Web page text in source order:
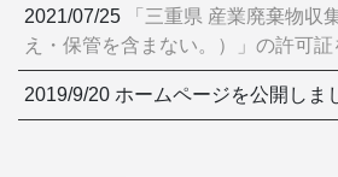
2021/07/25
「三重県 産業廃棄物収
え・保管を含まない。）」の許可証
2019/9/20 ホームページを公開しま